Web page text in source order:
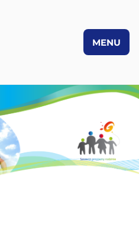
MENU